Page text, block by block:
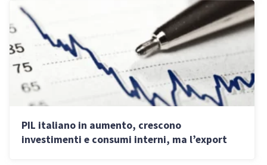
PIL italiano in aumento, crescono
investimenti e consumi interni, ma l’export